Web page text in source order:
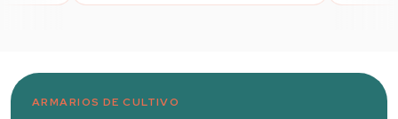
ARMARIOS DE CULTIVO